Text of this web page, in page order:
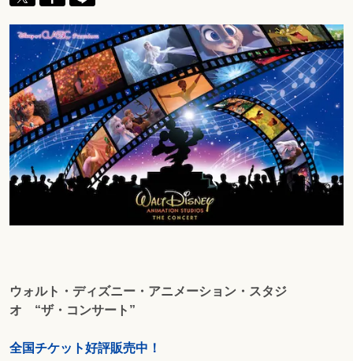
ウォルト・ディズニー・アニメーション・スタジ
オ “ザ・コンサート”
全国チケット好評販売中！